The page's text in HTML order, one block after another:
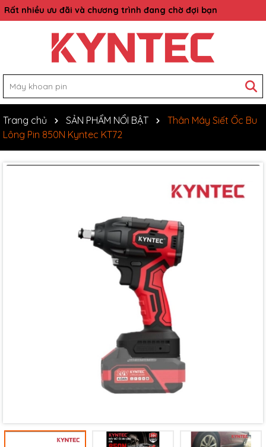
Rất nhiều ưu đãi và chương trình đang chờ đợi bạn
Trang chủ SẢN PHẨM NỔI BẬT
Thân Máy Siết Ốc Bu
Lông Pin 850N Kyntec KT72
Ngày hết hạn: